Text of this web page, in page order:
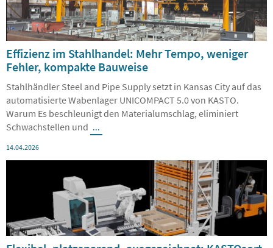
Effizienz im Stahlhandel: Mehr Tempo, weniger
Fehler, kompakte Bauweise
Stahlhändler Steel and Pipe Supply setzt in Kansas City auf das
automatisierte Wabenlager UNICOMPACT 5.0 von KASTO.
Warum Es beschleunigt den Materialumschlag, eliminiert
Schwachstellen und